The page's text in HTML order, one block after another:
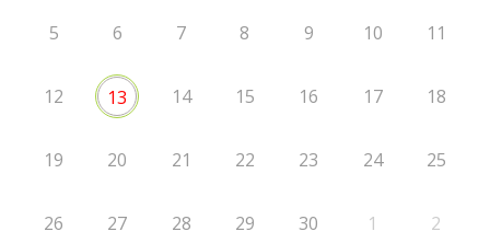
5 6 7 8 9 10 11
12 13 14 15 16 17 18
19 20 21 22 23 24 25
26 27 28 29 30 1 2